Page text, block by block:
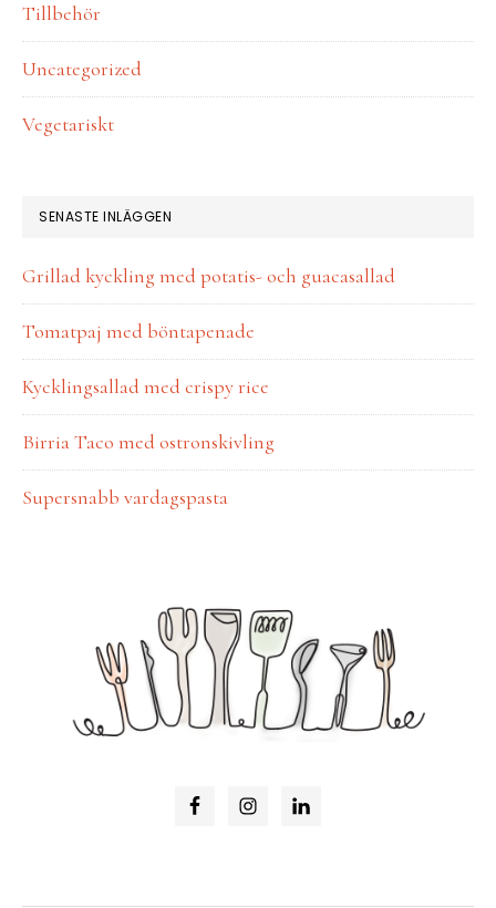
Tillbehör
Uncategorized
Vegetariskt
SENASTE INLÄGGEN
Grillad kyckling med potatis- och guacasallad
Tomatpaj med böntapenade
Kycklingsallad med crispy rice
Birria Taco med ostronskivling
Supersnabb vardagspasta